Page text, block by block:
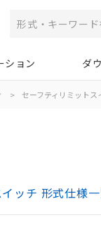
ション ダ
> セーフティリミットス
ッチ 形式仕様